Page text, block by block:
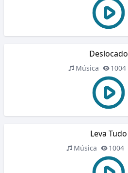
Deslocado
Música 1004
Leva Tudo
Música 1004